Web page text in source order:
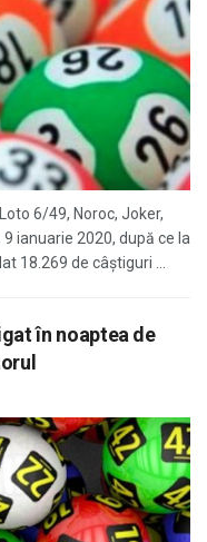
6/49, Noroc, Joker,
ianuarie 2020, după ce la
18.269 de câștiguri ...
în noaptea de